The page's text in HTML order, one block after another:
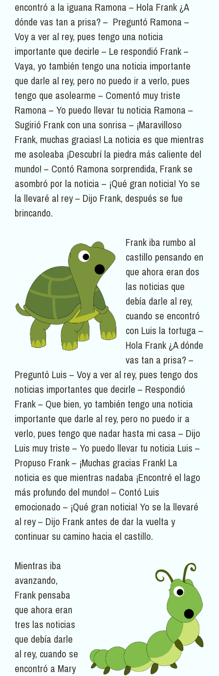
encontró a la iguana Ramona – Hola Frank ¿A
dónde vas tan a prisa? – Preguntó Ramona –
Voy a ver al rey, pues tengo una noticia
importante que decirle – Le respondió Frank –
Vaya, yo también tengo una noticia importante
que darle al rey, pero no puedo ir a verlo, pues
tengo que asolearme – Comentó muy triste
Ramona – Yo puedo llevar tu noticia Ramona –
Sugirió Frank con una sonrisa – ¡Maravilloso
Frank, muchas gracias! La noticia es que mientras
me asoleaba ¡Descubrí la piedra más caliente del
mundo! – Contó Ramona sorprendida, Frank se
asombró por la noticia – ¡Qué gran noticia! Yo se
la llevaré al rey – Dijo Frank, después se fue
brincando.
Frank iba rumbo al
castillo pensando en
que ahora eran dos
las noticias que
debía darle al rey,
cuando se encontró
con Luis la tortuga –
Hola Frank ¿A dónde
vas tan a prisa? –
Preguntó Luis – Voy a ver al rey, pues tengo dos
noticias importantes que decirle – Respondió
Frank – Que bien, yo también tengo una noticia
importante que darle al rey, pero no puedo ir a
verlo, pues tengo que nadar hasta mi casa – Dijo
Luis muy triste – Yo puedo llevar tu noticia Luis –
Propuso Frank – ¡Muchas gracias Frank! La
noticia es que mientras nadaba ¡Encontré el lago
más profundo del mundo! – Contó Luis
emocionado – ¡Qué gran noticia! Yo se la llevaré
al rey – Dijo Frank antes de dar la vuelta y
continuar su camino hacia el castillo.
Mientras iba
avanzando,
Frank pensaba
que ahora eran
tres las noticias
que debía darle
al rey, cuando se
encontró a Mary